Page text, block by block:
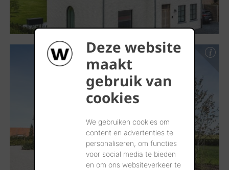
Deze website
maakt
gebruik van
cookies
We gebruiken cookies om
content en advertenties te
personaliseren, om functies
voor social media te bieden
en om ons websiteverkeer te